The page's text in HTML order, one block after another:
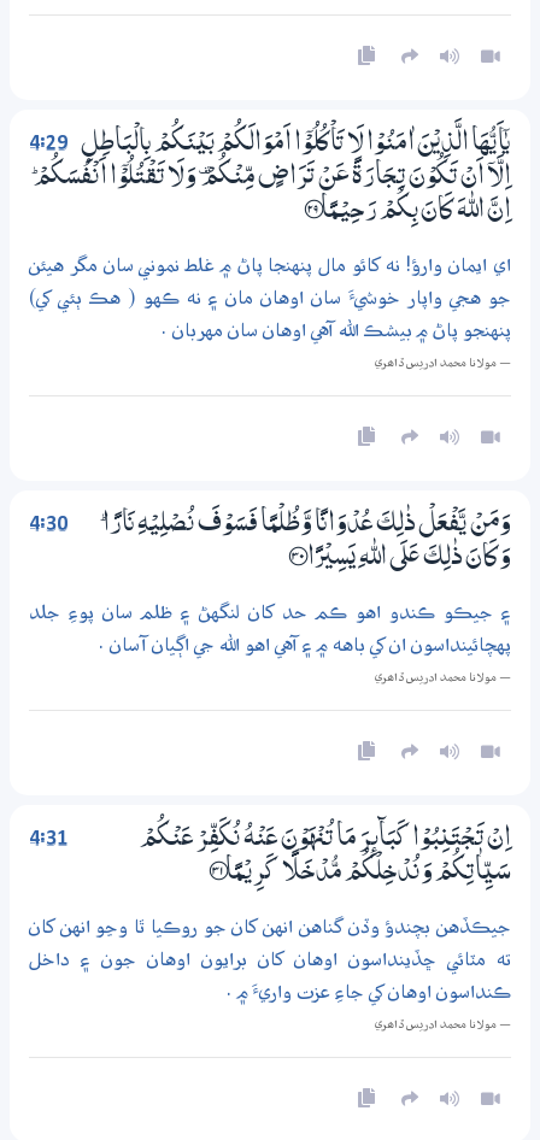
4:29
يٰٓاَيُّھَا الَّذِيْنَ اٰمَنُوْا لَا تَاْكُلُوْٓا اَمْوَالَكُمْ بَيْنَكُمْ بِالْبَاطِلِ
اِلَّآ اَنْ تَكُوْنَ تِـجَارَةً عَنْ تَرَاضٍ مِّنْكُمْ ۣ وَلَا تَقْتُلُوْٓا اَنْفُسَكُمْ ۭ
اِنَّ اللّٰهَ كَانَ بِكُمْ رَحِيْـمًا ؀29
اي ايمان وارؤ! نه کائو مال پنهنجا پاڻ ۾ غلط نموني سان مگر هيئن
جو هجي واپار خوشيءَ سان اوهان مان ۽ نه ڪهو ( هڪ ٻئي کي)
پنهنجو پاڻ ۾ بيشڪ الله آهي اوهان سان مهربان .
— مولانا محمد ادريس ڏاھري
4:30
وَمَنْ يَّفْعَلْ ذٰلِكَ عُدْوَانًا وَّظُلْمًا فَسَوْفَ نُصْلِيْهِ نَارًا ۭ
وَكَانَ ذٰلِكَ عَلَي اللّٰهِ يَسِيْرًا ؀30
۽ جيڪو ڪندو اهو ڪم حد کان لنگهڻ ۽ ظلم سان پوءِ جلد
پهچائينداسون ان کي باهه ۾ ۽ آهي اهو الله جي اڳيان آسان .
— مولانا محمد ادريس ڏاھري
4:31
اِنْ تَـجْتَنِبُوْا كَبَاۗىِٕرَ مَا تُنْهَوْنَ عَنْهُ نُكَفِّرْ عَنْكُمْ
سَيِّاٰتِكُمْ وَنُدْخِلْكُمْ مُّدْخَلًا كَرِيْـمًا ؀31
جيڪڏهن بچندؤ وڏن گناهن انهن کان جو روڪيا ٿا وڃو انهن کان
ته مٽائي ڇڏينداسون اوهان کان برايون اوهان جون ۽ داخل
ڪنداسون اوهان کي جاءِ عزت واريءَ ۾ .
— مولانا محمد ادريس ڏاھري